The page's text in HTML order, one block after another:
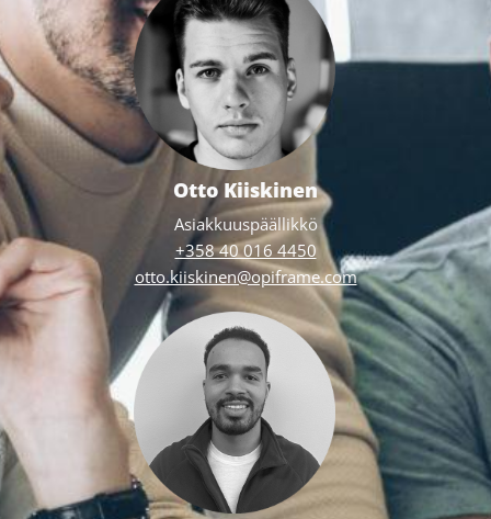
Otto Kiiskinen
Asiakkuuspäällikkö
+358 40 016 4450
otto.kiiskinen@opiframe.com